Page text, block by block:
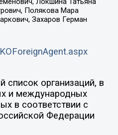
Полякова Мара
Захаров Герман
организаций, в
и международных
в соответствии с
Федерации